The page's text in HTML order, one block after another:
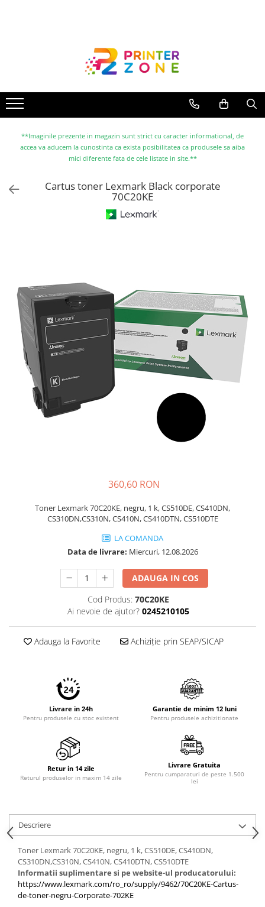
Imprimante cu jet
Multifunctionale laser
Multifunctionale cu jet
Imprimante etichete
Scanere
Consumabile imprimanta
Tonere
Drum unit
Capete imprimare
Cartuse inkjet si cerneala
Hartie
Ribbon
Developer
Drum unit compatibile
Printare 3D
Accesorii imprimante 3D
Filament imprimanta 3D
Laptopuri / notebookuri
Laptopuri gaming
Ultrabookuri
Accesorii laptop
Piese si accesorii
Desktop PC
PC Office
Workstation
All-in-One PC
Mini PC
Monitoare
Monitoare LED
**Imaginile prezente in magazin sunt strict cu caracter informational, de
accea va aducem la cunostinta ca exista posibilitatea ca produsele sa aiba
mici diferente fata de cele listate in site.**
Cartus toner Lexmark Black corporate
70C20KE
360,60 RON
Toner Lexmark 70C20KE, negru, 1 k, CS510DE, CS410DN,
CS310DN,CS310N, CS410N, CS410DTN, CS510DTE
LA COMANDA
Data de livrare: Miercuri, 12.08.2026
ADAUGA IN COS
Cod Produs: 70C20KE
Ai nevoie de ajutor? 0245210105
Adauga la Favorite Achiziție prin SEAP/SICAP
Livrare in 24h
Pentru produsele cu stoc existent
Garantie de minim 12 luni
Pentru produsele achizitionate
Retur in 14 zile
Returul produselor in maxim 14 zile
Livrare Gratuita
Pentru cumparaturi de peste 1.500
lei
Descriere
Toner Lexmark 70C20KE, negru, 1 k, CS510DE, CS410DN,
CS310DN,CS310N, CS410N, CS410DTN, CS510DTE
Informatii suplimentare si pe website-ul producatorului:
https://www.lexmark.com/ro_ro/supply/9462/70C20KE-Cartus-
de-toner-negru-Corporate-702KE